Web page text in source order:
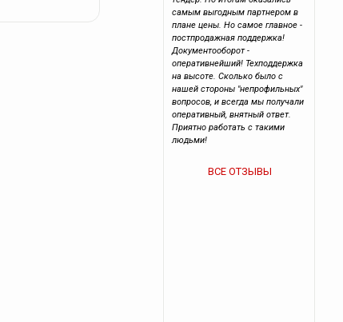
самым выгодным партнером в
плане цены. Но самое главное -
постпродажная поддержка!
Документооборот -
оперативнейший! Техподдержка
на высоте. Сколько было с
нашей стороны "непрофильных"
вопросов, и всегда мы получали
оперативный, внятный ответ.
Приятно работать с такими
людьми!
ВСЕ ОТЗЫВЫ